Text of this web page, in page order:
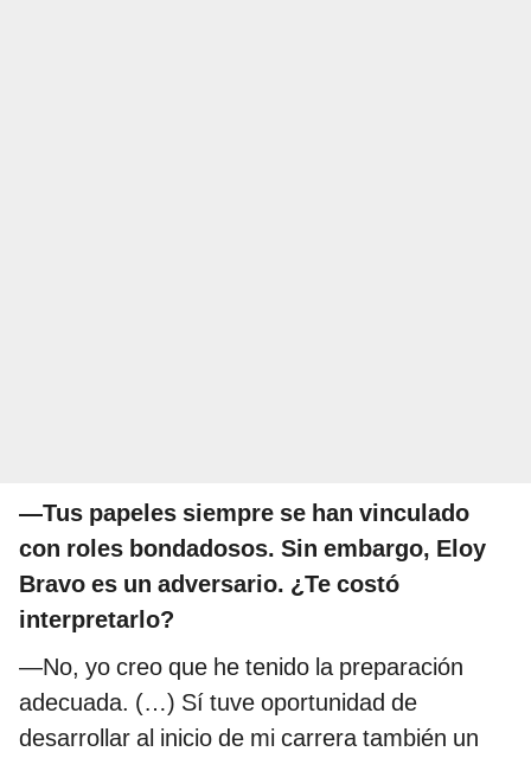
—Tus papeles siempre se han vinculado
con roles bondadosos. Sin embargo, Eloy
Bravo es un adversario. ¿Te costó
interpretarlo?
—No, yo creo que he tenido la preparación
adecuada. (…) Sí tuve oportunidad de
desarrollar al inicio de mi carrera también un